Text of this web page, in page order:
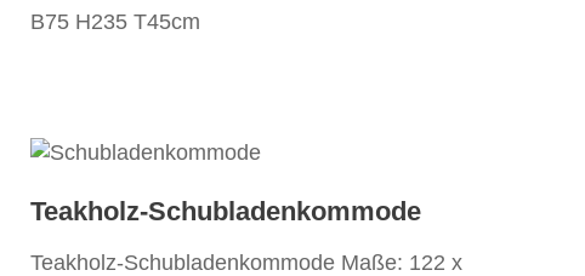
B75 H235 T45cm
Teakholz-Schubladenkommode
Teakholz-Schubladenkommode Maße: 122 x